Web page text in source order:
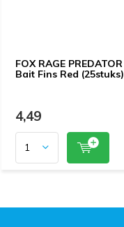
FOX RAGE PREDATOR
Bait Fins Red (25stuks)
4,49